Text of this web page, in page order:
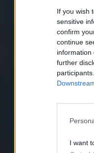
If you wish
sensitive
confirm
continue
information
further
I want